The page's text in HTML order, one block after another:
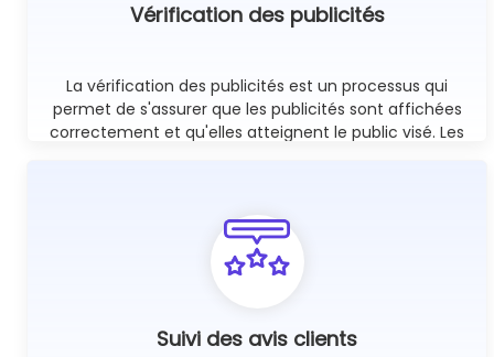
Vérification des publicités
La vérification des publicités est un processus qui
permet de s'assurer que les publicités sont affichées
correctement et qu'elles atteignent le public visé. Les
Suivi des avis clients